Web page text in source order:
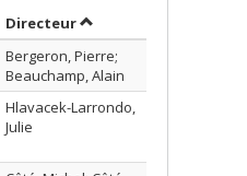
auteur en ordre croissant
Directeurpar contributeur en
Bergeron, Pierre;
Beauchamp, Alain
Hlavacek-Larrondo,
Julie